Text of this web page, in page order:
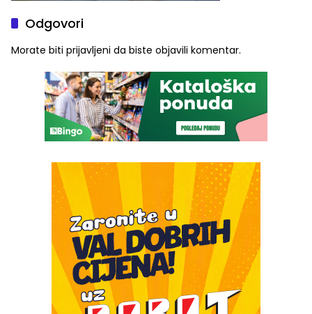
Odgovori
Morate biti prijavljeni da biste objavili komentar.